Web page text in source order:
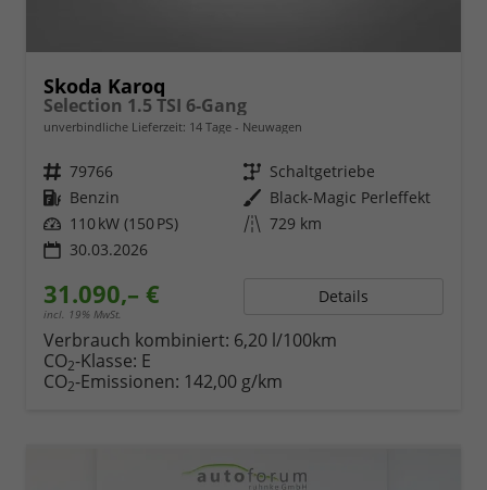
Skoda Karoq
Selection 1.5 TSI 6-Gang
unverbindliche Lieferzeit: 14 Tage Neuwagen
Fahrzeugnr. 79766 Getriebe Schaltgetriebe
Kraftstoff Benzin Außenfarbe Black-Magic Perleffekt
Leistung 110 kW (150 PS) Kilometerstand 729 km
30.03.2026
31.090,– €
incl. 19% MwSt.
Details
Verbrauch kombiniert: 6,20 l/100km
CO2-Klasse: E
CO2-Emissionen: 142,00 g/km